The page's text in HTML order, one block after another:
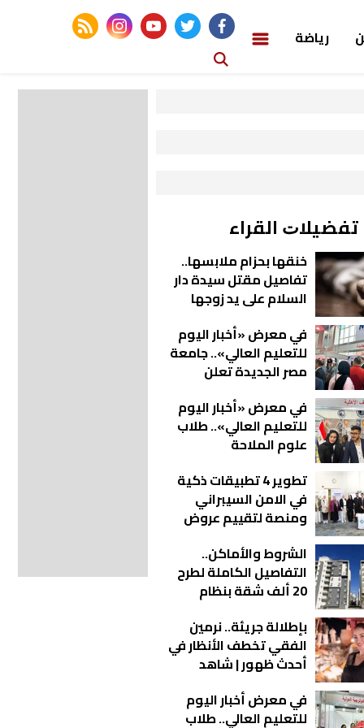
رياضة
facebook
twitter
youtube
instagram
rss feed
ﺗﻔﻀﻴﻼﺕ اﻟﻘﺮاء
خنقها بحزام ملابسها..
تفاصيل مقتل سيدة دار
السلام على يد زوجها
في معرض «أخبار اليوم
للتعليم العالي».. جامعة
مصر الجديدة تعلن
للطلاب الجدد
في معرض «أخبار اليوم
للتعليم العالي».. طلاب
علوم الملاحة
يبتكرون قمرًا صناعيًا
تعليميًا وروفر
للاستكشاف الذاتي صور
تطوير 4 تطبيقات ذكية
في الامن السيبراني
ومنصة لتقييم عروض
الحكومية
الشروط والأماكن..
التفاصيل الكاملة لطرح
20 ألف شقة بنظام
بإطلالة جريئة.. نرمين
الفقي تخطف الأنظار في
أحدث ظهور | شاهد
في معرض أخبار اليوم
للتعليم العالي.. طلاب